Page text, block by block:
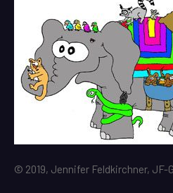
© 2019, Jennifer Feldkirchner, JF-